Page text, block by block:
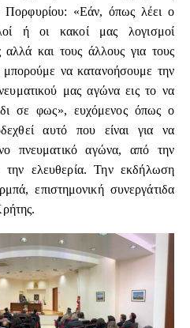
«Εάν, όπως λέει ο
ή οι κακοί μας λογισμοί
και τους άλλους για τους
μπορούμε να κατανοήσουμε την
μας αγώνα εις το να
σε φως», ευχόμενος όπως ο
αυτό που είναι για να
πνευματικό αγώνα, από την
ελευθερία. Την εκδήλωση
επιστημονική συνεργάτιδα